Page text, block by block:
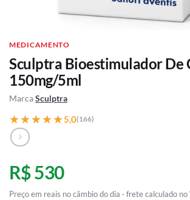
MEDICAMENTO
Sculptra Bioestimulador De
150mg/5ml
MarcaSculptra
★★★★★
★★★★★5,0(166)
R$ 530
Preço em reais no câmbio do dia · frete calculado